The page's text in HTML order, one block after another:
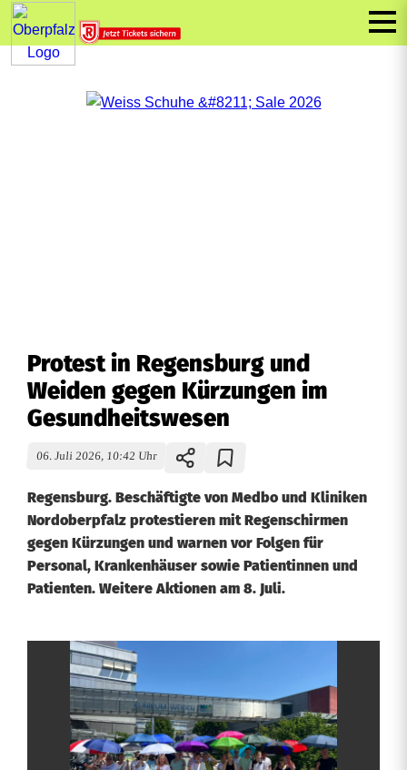
Protest in Regensburg und
Weiden gegen Kürzungen im
Gesundheitswesen
06. Juli 2026, 10:42 Uhr
Regensburg. Beschäftigte von Medbo und Kliniken
Nordoberpfalz protestieren mit Regenschirmen
gegen Kürzungen und warnen vor Folgen für
Personal, Krankenhäuser sowie Patientinnen und
Patienten. Weitere Aktionen am 8. Juli.